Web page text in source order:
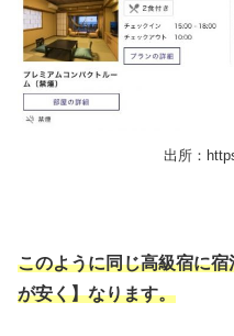
出所：
このように同じ高級宿に
が安く】なります。